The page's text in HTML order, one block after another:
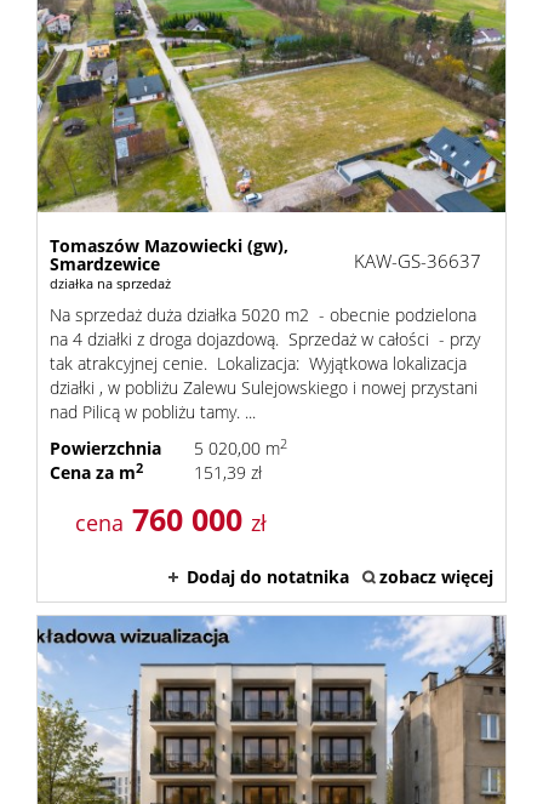
Tomaszów Mazowiecki (gw),
Smardzewice
działka na sprzedaż
KAW-GS-36637
Na sprzedaż duża działka 5020 m2 - obecnie podzielona
na 4 działki z droga dojazdową. Sprzedaż w całości - przy
tak atrakcyjnej cenie. Lokalizacja: Wyjątkowa lokalizacja
działki , w pobliżu Zalewu Sulejowskiego i nowej przystani
nad Pilicą w pobliżu tamy. ...
Powierzchnia
5 020,00 m2
Cena za m2 151,39 zł
cena 760 000 zł
Dodaj do notatnika zobacz więcej